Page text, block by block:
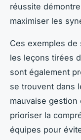
réussite
maximiser les
Ces exemples de
les leçons tirées
sont également
se trouvent dans
mauvaise gestion
prioriser la
équipes pour